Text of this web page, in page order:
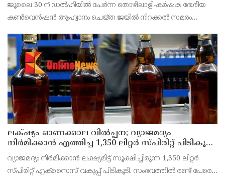
ജൂലൈ 30 ന് ഡൽഹിയിൽ ചേർന്ന തൊഴിലാളി-കർഷക ദേശീയ
കൺവെൻഷൻ ആഹ്വാനം ചെയ്ത ജയിൽ നിറക്കൽ സമരം
തൊഴിലാളി സംഘടനകളുടെ സംയുക്ത ജില്ലാ സമിതി
തീരുമാനിച്ചു.ഇതിന്റെ ഭാഗമായ
ലക്‌ഷ്യം ഓണക്കാല വിൽപ്പന; വ്യാജമദ്യം
നിർമിക്കാൻ എത്തിച്ച 1,350 ലിറ്റർ സ്പിരിറ്റ് പിടികൂടി;
രണ്ട് പേർ അറസ്റ്റിൽ
വ്യാജമദ്യം നിർമിക്കാൻ ലക്ഷ്യമിട്ട് സൂക്ഷിച്ചിരുന്ന 1,350 ലിറ്റർ
സ്പിരിറ്റ് എക്സൈസ് വകുപ്പ് പിടികൂടി. സംഭവത്തിൽ രണ്ട് പേരെ